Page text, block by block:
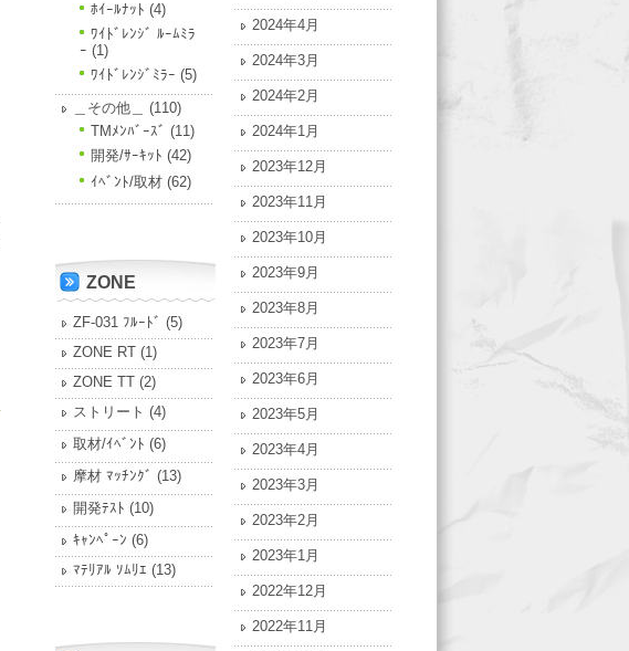
ﾎｲｰﾙﾅｯﾄ (4)
ﾜｲﾄﾞﾚﾝｼﾞ ﾙｰﾑﾐﾗ
ｰ (1)
ﾜｲﾄﾞﾚﾝｼﾞﾐﾗｰ (5)
＿その他＿
(110)
TMﾒﾝﾊﾞｰｽﾞ (11)
開発/ｻｰｷｯﾄ (42)
ｲﾍﾞﾝﾄ/取材 (62)
ZONE
ZF-031 ﾌﾙｰﾄﾞ (5)
ZONE RT (1)
ZONE TT (2)
ストリート (4)
取材/ｲﾍﾞﾝﾄ (6)
摩材 ﾏｯﾁﾝｸﾞ (13)
開発ﾃｽﾄ (10)
ｷｬﾝﾍﾟｰﾝ (6)
ﾏﾃﾘｱﾙ ｿﾑﾘｴ (13)
2024年4月
2024年3月
2024年2月
2024年1月
2023年12月
2023年11月
2023年10月
2023年9月
2023年8月
2023年7月
2023年6月
2023年5月
2023年4月
2023年3月
2023年2月
2023年1月
2022年12月
2022年11月